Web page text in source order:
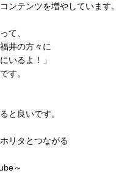
ンテンツを増やしています。
て、
井の方々に
いるよ！」
す。
と良いです。
リタとつながる
～